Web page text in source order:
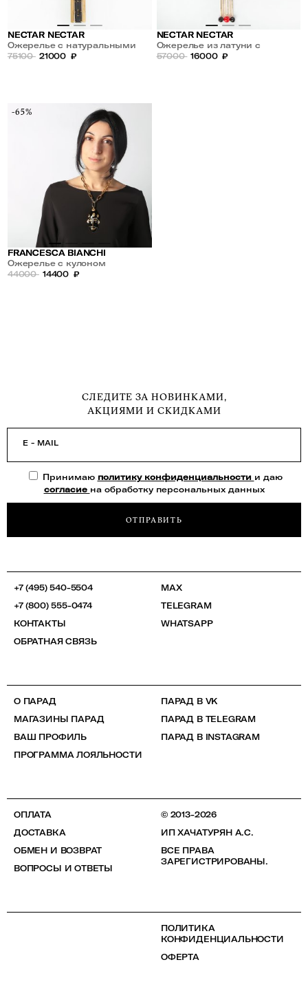
NECTAR NECTAR
Ожерелье с натуральными
камнями
75100 21000 ₽
NECTAR NECTAR
Ожерелье из латуни с
камнями
57000 16000 ₽
-65%
FRANCESCA BIANCHI
Ожерелье с кулоном
44000 14400 ₽
СЛЕДИТЕ ЗА НОВИНКАМИ,
АКЦИЯМИ И СКИДКАМИ
E - MAIL
Принимаю политику конфиденциальности и даю
согласие на обработку персональных данных
ОТПРАВИТЬ
+7 (495) 540-5504
+7 (800) 555-0474
КОНТАКТЫ
ОБРАТНАЯ СВЯЗЬ
MAX
TELEGRAM
WHATSAPP
О ПАРАД
МАГАЗИНЫ ПАРАД
ВАШ ПРОФИЛЬ
ПРОГРАММА ЛОЯЛЬНОСТИ
ПАРАД В VK
ПАРАД В TELEGRAM
ПАРАД В INSTAGRAM
ОПЛАТА
ДОСТАВКА
ОБМЕН И ВОЗВРАТ
ВОПРОСЫ И ОТВЕТЫ
© 2013-2026
ИП ХАЧАТУРЯН А.С.
ВСЕ ПРАВА
ЗАРЕГИСТРИРОВАНЫ.
ПОЛИТИКА
КОНФИДЕНЦИАЛЬНОСТИ
ОФЕРТА